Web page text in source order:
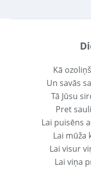
Kā
Un savās
Tā Jūsu
Pret
Lai puisēns
Lai mūža
Lai visur
Lai viņa